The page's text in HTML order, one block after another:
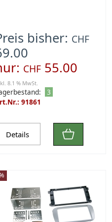
bisher: CHF
CHF 55.00
8.1 % MwSt.
3
91861
Details